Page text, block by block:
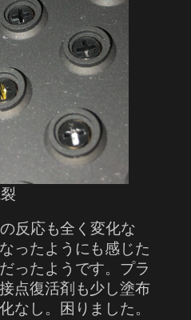
反応も全く変化な
ったようにも感じた
ったようです。プラ
点復活剤も少し塗布
なし。困りました。